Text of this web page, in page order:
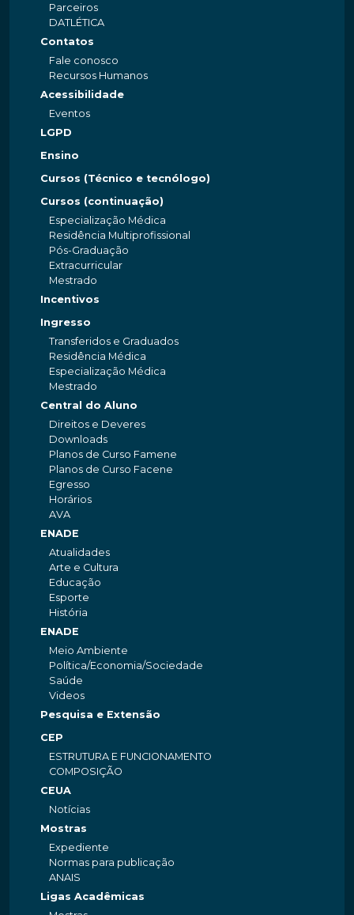
Parceiros
DATLÉTICA
Contatos
Fale conosco
Recursos Humanos
Acessibilidade
Eventos
LGPD
Ensino
Cursos (Técnico e tecnólogo)
Cursos (continuação)
Especialização Médica
Residência Multiprofissional
Pós-Graduação
Extracurricular
Mestrado
Incentivos
Ingresso
Transferidos e Graduados
Residência Médica
Especialização Médica
Mestrado
Central do Aluno
Direitos e Deveres
Downloads
Planos de Curso Famene
Planos de Curso Facene
Egresso
Horários
AVA
ENADE
Atualidades
Arte e Cultura
Educação
Esporte
História
ENADE
Meio Ambiente
Política/Economia/Sociedade
Saúde
Videos
Pesquisa e Extensão
CEP
ESTRUTURA E FUNCIONAMENTO
COMPOSIÇÃO
CEUA
Notícias
Mostras
Expediente
Normas para publicação
ANAIS
Ligas Acadêmicas